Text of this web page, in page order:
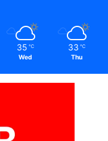
35 ℃
Wed
33 ℃
Thu